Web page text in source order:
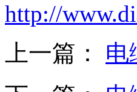
http://
上一篇： 电